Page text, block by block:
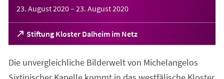
23. August 2020– 23. August 2020
Stiftung Kloster Dalheim im Netz
(Öffnet
in
neuen
Tab)
Die unvergleichliche Bilderwelt von Michelangelos